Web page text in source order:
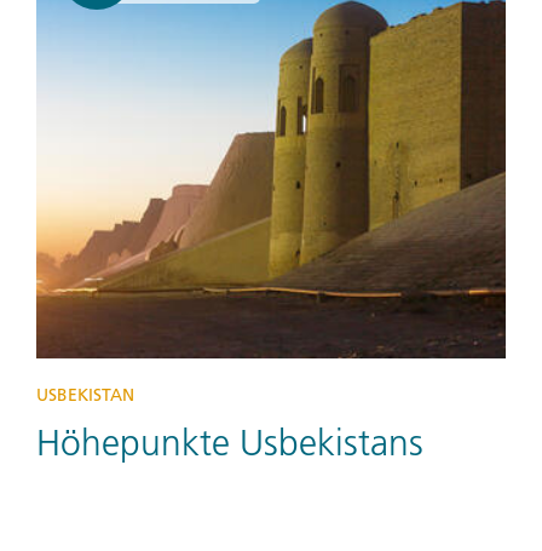
USBEKISTAN
Höhepunkte Usbekistans